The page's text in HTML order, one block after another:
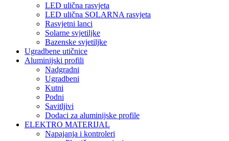
LED ulična rasvjeta
LED ulična SOLARNA rasvjeta
Rasvjetni lanci
Solarne svjetiljke
Bazenske svjetiljke
Ugradbene utičnice
Aluminijski profili
Nadgradni
Ugradbeni
Kutni
Podni
Savitljivi
Dodaci za aluminijske profile
ELEKTRO MATERIJAL
Napajanja i kontroleri